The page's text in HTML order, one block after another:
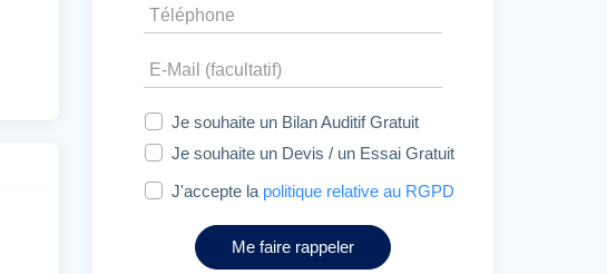
Je souhaite un Bilan Auditif Gratuit
Je souhaite un Devis / un Essai Gratuit
J'accepte la politique relative au RGPD
Me faire rappeler